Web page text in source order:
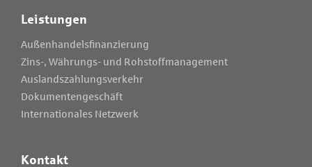
Leistungen
Außenhandelsfinanzierung
Zins-, Währungs- und Rohstoffmanagement
Auslandszahlungsverkehr
Dokumentengeschäft
Internationales Netzwerk
Kontakt